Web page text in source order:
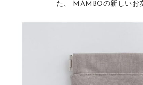
た、 MAMBOの新しいお